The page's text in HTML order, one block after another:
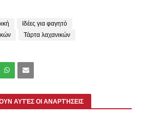
Ιδέες για φαγητό
Τάρτα λαχανικών
ΑΥΤΈΣ ΟΙ ΑΝΑΡΤΉΣΕΙΣ